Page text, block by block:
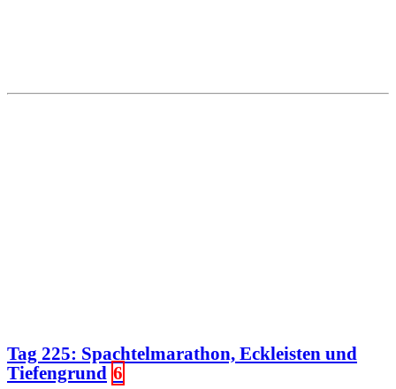
Tag 225: Spachtelmarathon, Eckleisten und
Tiefengrund 6